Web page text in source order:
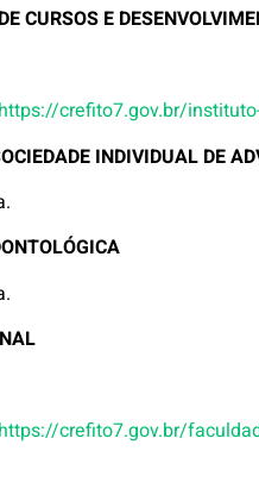
CURSOS E
https://crefito7.gov.br/
INDIVIDUAL DE
https://crefito7.gov.br/